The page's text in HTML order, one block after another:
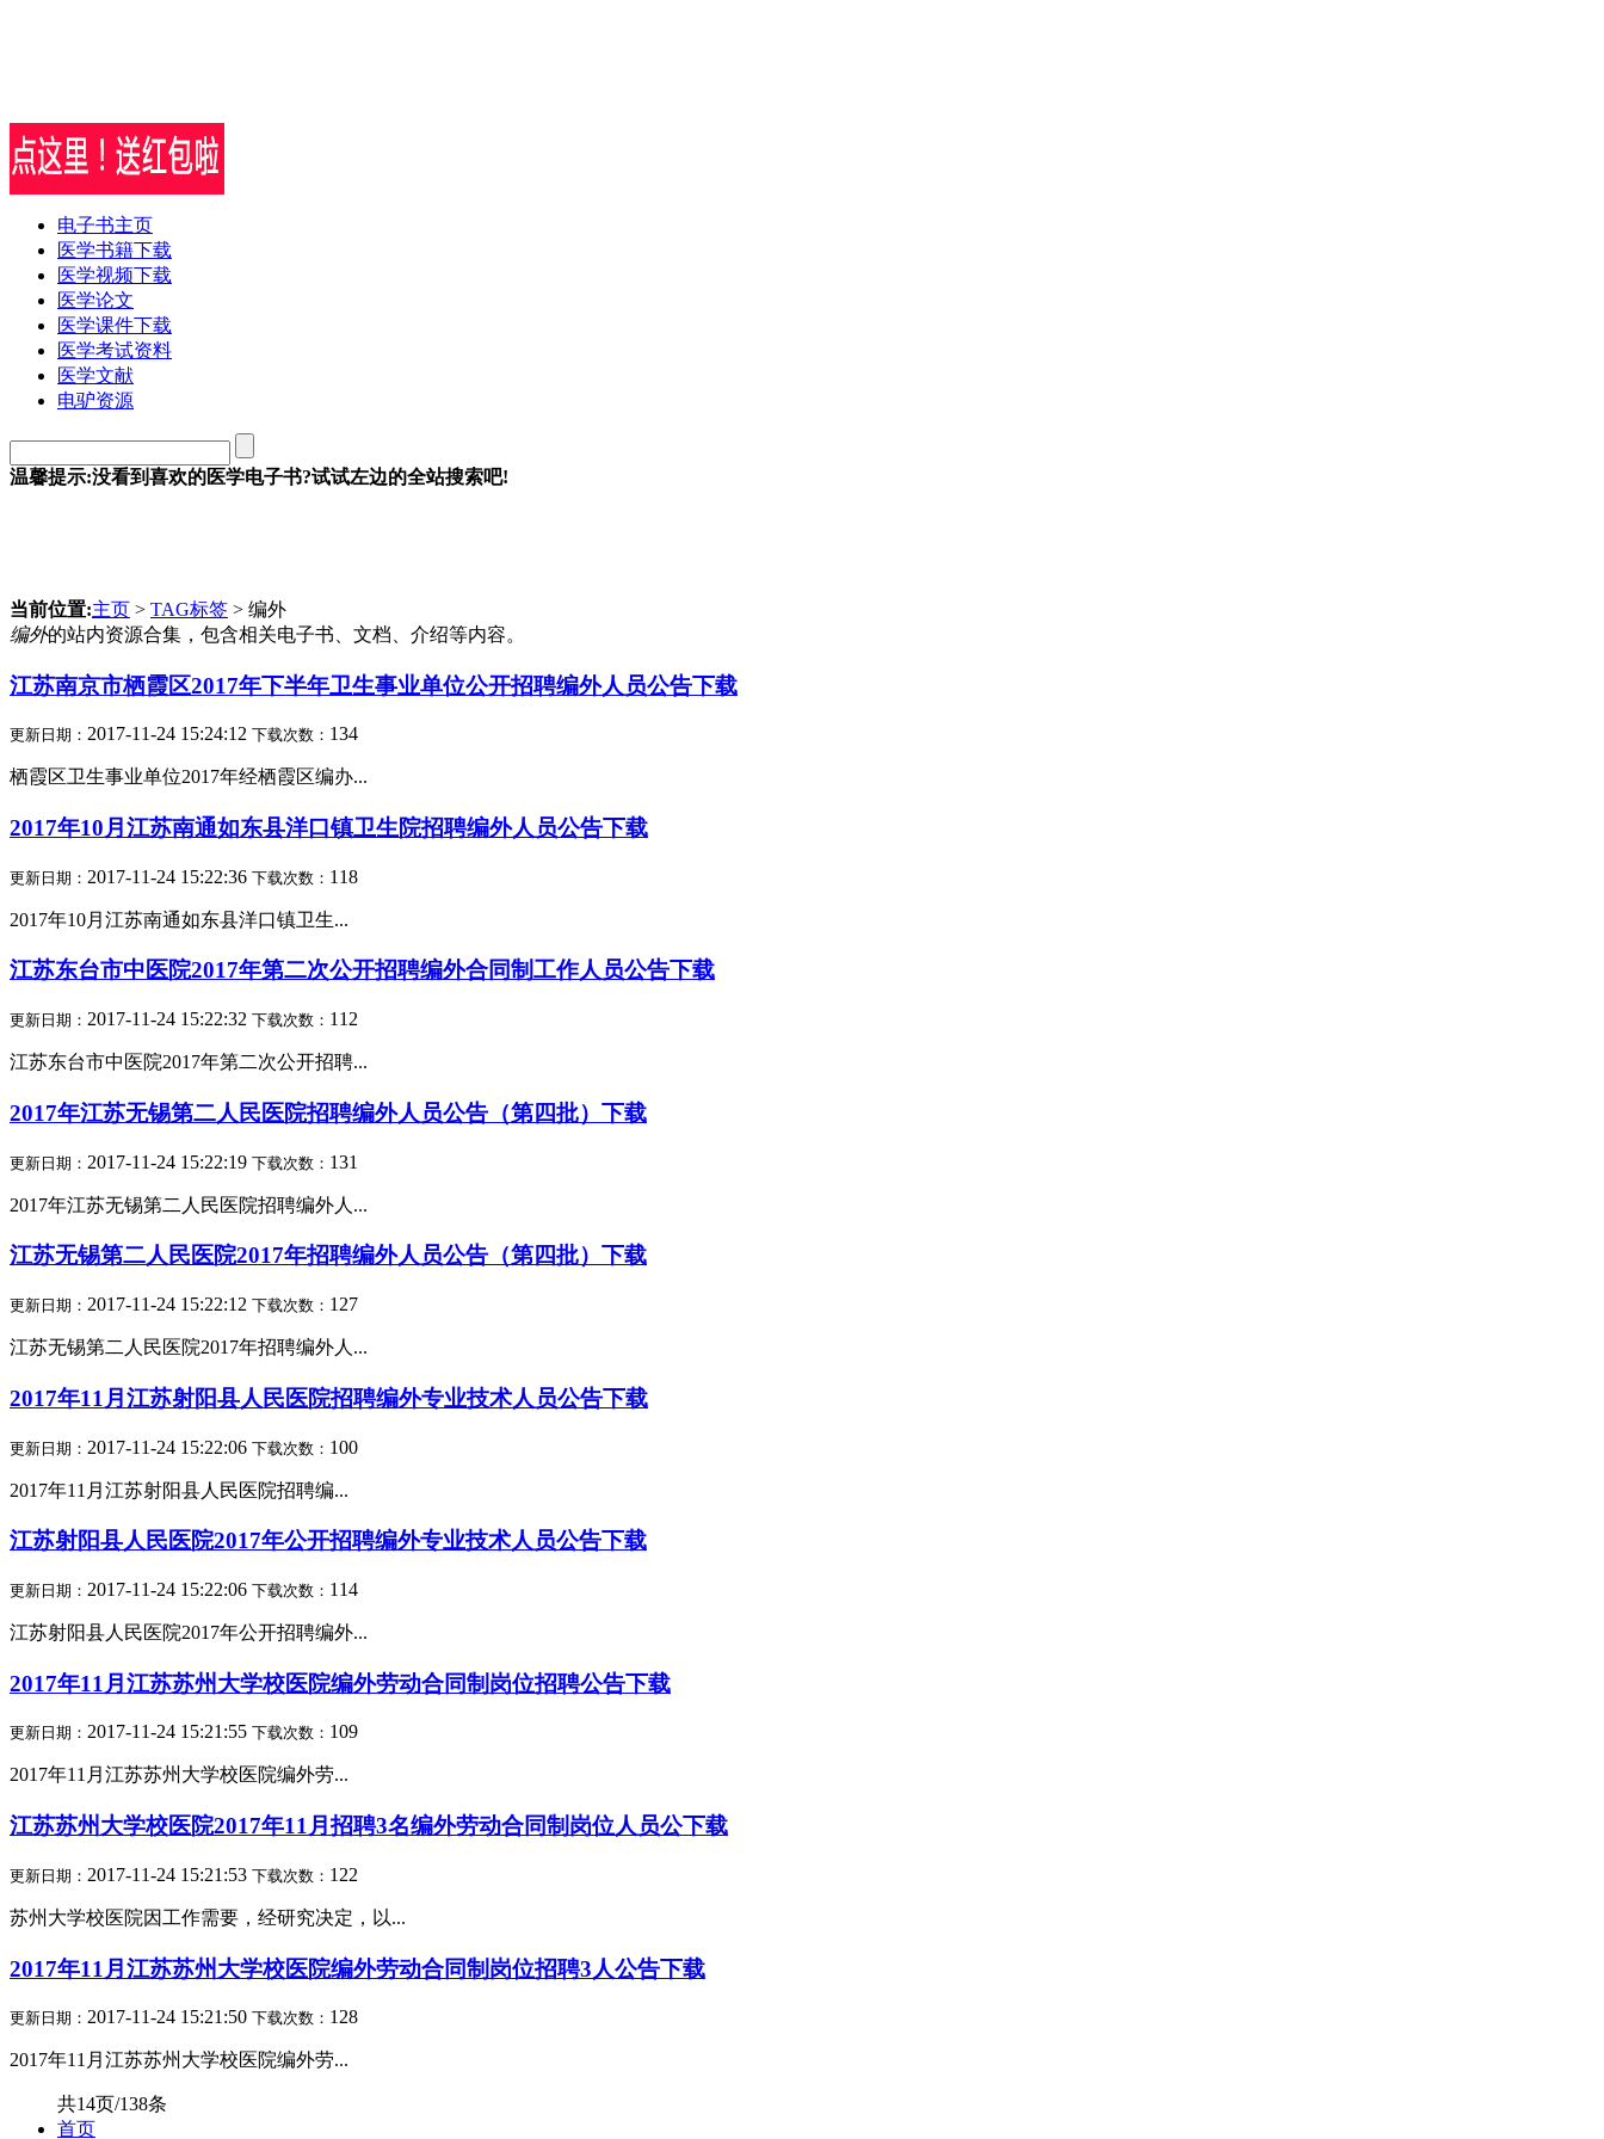
电子书主页
医学书籍下载
医学视频下载
医学论文
医学课件下载
医学考试资料
医学文献
电驴资源
温馨提示:没看到喜欢的医学电子书?试试左边的全站搜索吧!
当前位置:主页 > TAG标签 > 编外
编外的站内资源合集，包含相关电子书、文档、介绍等内容。
江苏南京市栖霞区2017年下半年卫生事业单位公开招聘编外人员公告下载
更新日期： 2017-11-24 15:24:12 下载次数： 134
栖霞区卫生事业单位2017年经栖霞区编办...
2017年10月江苏南通如东县洋口镇卫生院招聘编外人员公告下载
更新日期： 2017-11-24 15:22:36 下载次数： 118
2017年10月江苏南通如东县洋口镇卫生...
江苏东台市中医院2017年第二次公开招聘编外合同制工作人员公告下载
更新日期： 2017-11-24 15:22:32 下载次数： 112
江苏东台市中医院2017年第二次公开招聘...
2017年江苏无锡第二人民医院招聘编外人员公告（第四批）下载
更新日期： 2017-11-24 15:22:19 下载次数： 131
2017年江苏无锡第二人民医院招聘编外人...
江苏无锡第二人民医院2017年招聘编外人员公告（第四批）下载
更新日期： 2017-11-24 15:22:12 下载次数： 127
江苏无锡第二人民医院2017年招聘编外人...
2017年11月江苏射阳县人民医院招聘编外专业技术人员公告下载
更新日期： 2017-11-24 15:22:06 下载次数： 100
2017年11月江苏射阳县人民医院招聘编...
江苏射阳县人民医院2017年公开招聘编外专业技术人员公告下载
更新日期： 2017-11-24 15:22:06 下载次数： 114
江苏射阳县人民医院2017年公开招聘编外...
2017年11月江苏苏州大学校医院编外劳动合同制岗位招聘公告下载
更新日期： 2017-11-24 15:21:55 下载次数： 109
2017年11月江苏苏州大学校医院编外劳...
江苏苏州大学校医院2017年11月招聘3名编外劳动合同制岗位人员公下载
更新日期： 2017-11-24 15:21:53 下载次数： 122
苏州大学校医院因工作需要，经研究决定，以...
2017年11月江苏苏州大学校医院编外劳动合同制岗位招聘3人公告下载
更新日期： 2017-11-24 15:21:50 下载次数： 128
2017年11月江苏苏州大学校医院编外劳...
共14页/138条
首页